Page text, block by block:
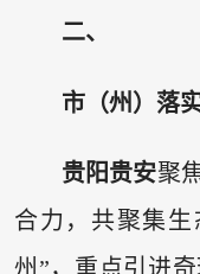
二、
市（州）落
贵阳贵安聚
合力，共聚集
州”，重点引进